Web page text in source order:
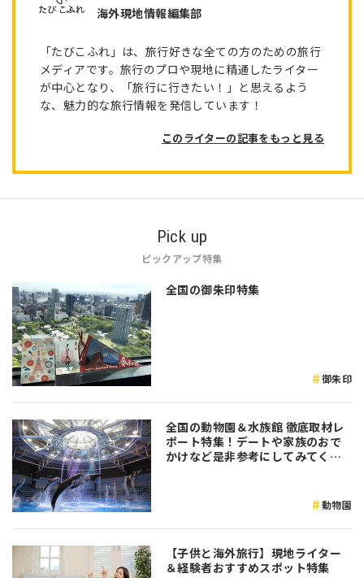
海外現地情報編集部
「たびこふれ」は、旅行好きな全ての方のための旅行
メディアです。旅行のプロや現地に精通したライター
が中心となり、「旅行に行きたい！」と思えるよう
な、魅力的な旅行情報を発信しています！
このライターの記事をもっと見る
Pick up
ピックアップ特集
全国の御朱印特集
御朱印
全国の動物園＆水族館 徹底取材レ
ポート特集！デートや家族のおで
かけなど是非参考にしてみてくだ
動物園
【子供と海外旅行】現地ライター
＆経験者おすすめスポット特集